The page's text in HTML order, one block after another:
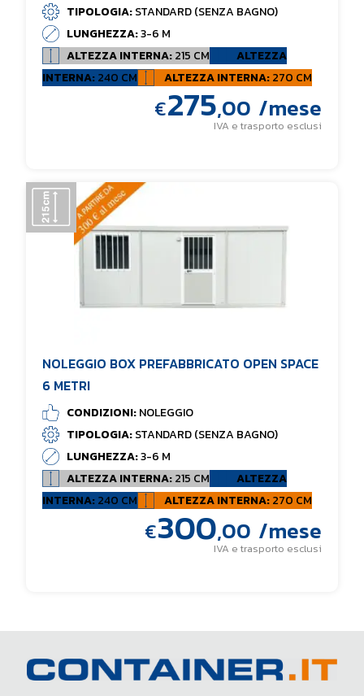
TIPOLOGIA:STANDARD (SENZA BAGNO)
LUNGHEZZA:3-6 M
ALTEZZA INTERNA:215 CM
ALTEZZA
INTERNA:240 CM ALTEZZA INTERNA:270 CM
€275,00 /mese
IVA e trasporto esclusi
NOLEGGIO BOX PREFABBRICATO OPEN SPACE
6 METRI
CONDIZIONI:NOLEGGIO
TIPOLOGIA:STANDARD (SENZA BAGNO)
LUNGHEZZA:3-6 M
ALTEZZA INTERNA:215 CM
ALTEZZA
INTERNA:240 CM ALTEZZA INTERNA:270 CM
€300,00 /mese
IVA e trasporto esclusi